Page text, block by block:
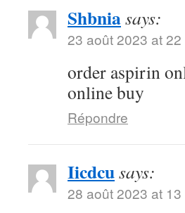
Shbniasays:
23 août 2023 at
order aspirin
online buy
Répondre
Iicdcusays:
28 août 2023 at